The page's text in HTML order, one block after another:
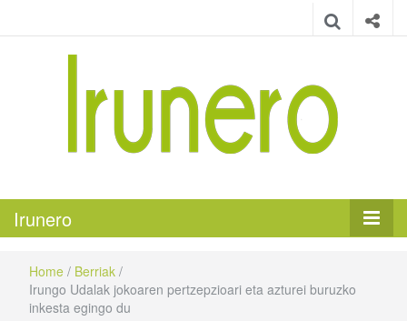
Irunero
Home / Berriak /
Irungo Udalak jokoaren pertzepzioari eta azturei buruzko
inkesta egingo du